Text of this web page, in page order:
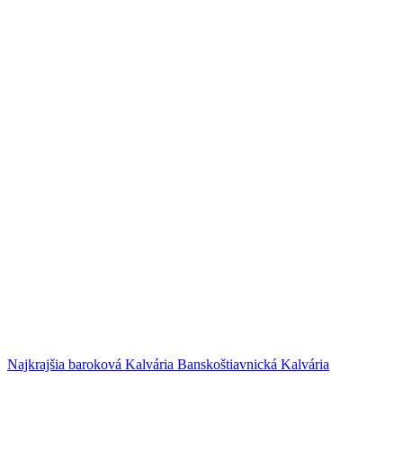
Najkrajšia baroková Kalvária Banskoštiavnická Kalvária